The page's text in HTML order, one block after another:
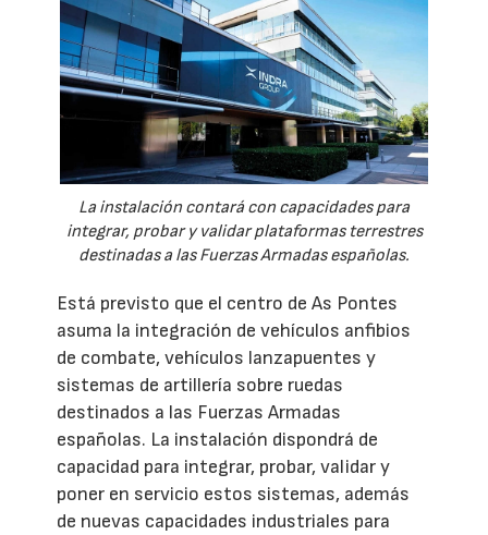
La instalación contará con capacidades para
integrar, probar y validar plataformas terrestres
destinadas a las Fuerzas Armadas españolas.
Está previsto que el centro de As Pontes
asuma la integración de vehículos anfibios
de combate, vehículos lanzapuentes y
sistemas de artillería sobre ruedas
destinados a las Fuerzas Armadas
españolas. La instalación dispondrá de
capacidad para integrar, probar, validar y
poner en servicio estos sistemas, además
de nuevas capacidades industriales para